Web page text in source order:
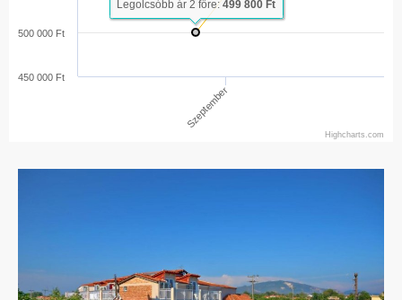
Szeptember
500 000 Ft
450 000 Ft
Highcharts.com
Legolcsóbb ár 2 főre:499 800 Ft